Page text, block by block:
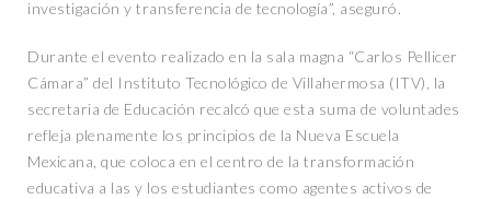
investigación y transferencia de tecnología”, aseguró.
Durante el evento realizado en la sala magna “Carlos Pellicer
Cámara” del Instituto Tecnológico de Villahermosa (ITV), la
secretaria de Educación recalcó que esta suma de voluntades
refleja plenamente los principios de la Nueva Escuela
Mexicana, que coloca en el centro de la transformación
educativa a las y los estudiantes como agentes activos de